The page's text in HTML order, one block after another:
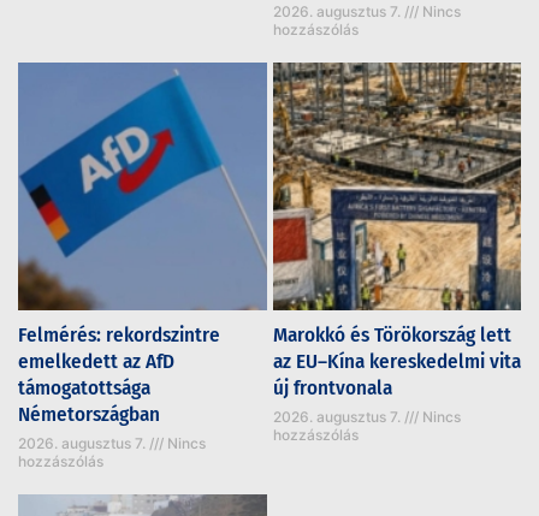
2026. augusztus 7.
Nincs
hozzászólás
Felmérés: rekordszintre
emelkedett az AfD
támogatottsága
Németországban
2026. augusztus 7.
Nincs
hozzászólás
Marokkó és Törökország lett
az EU–Kína kereskedelmi vita
új frontvonala
2026. augusztus 7.
Nincs
hozzászólás